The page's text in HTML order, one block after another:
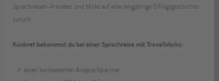
Sprachreisen-Anbieter und blickt auf eine langjährige Erfolgsgeschichte
zurück.
Konkret bekommst du bei einer Sprachreise mit TravelWorks:
✓ einen kompetenten Ansprechpartner